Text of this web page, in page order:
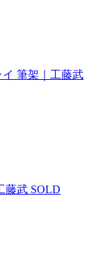
筆架｜工藤武
藤武 SOLD